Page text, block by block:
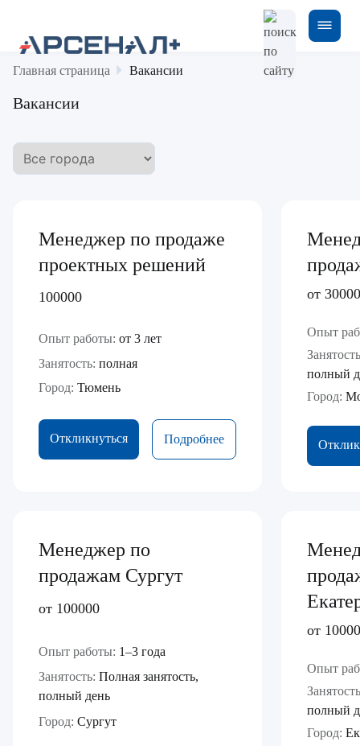
Главная страница Вакансии
Вакансии
Менеджер по продаже
проектных решений
100000
Опыт работы: от 3 лет
Занятость: полная
Город: Тюмень
Откликнуться Подробнее
от
Опыт
полный
Город:
Менеджер по
продажам Сургут
от 100000
Опыт работы: 1–3 года
Занятость: Полная занятость,
полный день
Город: Сургут
от
Опыт
полный
Город: